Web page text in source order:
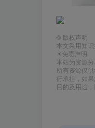
© 版权声明
本文采用知
☀免责声明
本站为资源
所有资源仅
行承担，如
目的及用途